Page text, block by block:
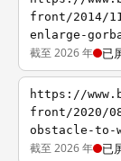
front/2014/
enlarge-
截至 2026 年 已
https://
front/2020/
obstacle-to-
截至 2026 年 已